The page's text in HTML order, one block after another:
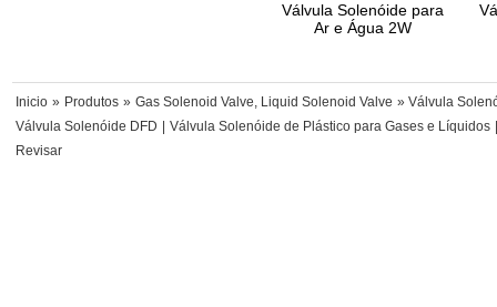
Válvula Solenóide para
Ar e Água 2W
Inicio » Produtos » Gas Solenoid Valve, Liquid Solenoid Valve » Válvula
Válvula Solenóide DFD
Válvula Solenóide de Plástico para Gases e Líquidos
Revisar